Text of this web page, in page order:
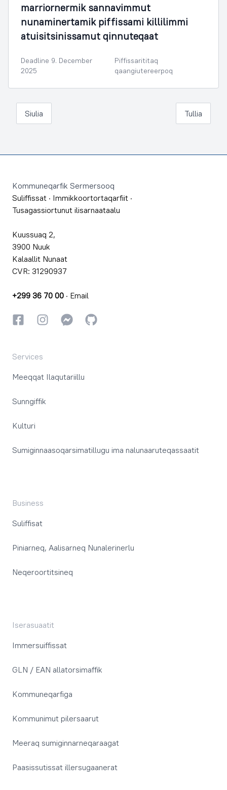
marriornermik sannavimmut
nunaminertamik piffissami killilimmi
atuisitsinissamut qinnuteqaat
Deadline 9. December
2025
Piffissarititaq
qaangiutereerpoq
Siulia Tullia
Kommuneqarfik Sermersooq
Suliffissat · Immikkoortortaqarfiit ·
Tusagassiortunut ilisarnaataalu
Kuussuaq 2,
3900 Nuuk
Kalaallit Nunaat
CVR: 31290937
+299 36 70 00 · Email
FacebookkiInstagrammiInstagrammi
GitHub
Services
Meeqqat Ilaqutariillu
Sunngiffik
Kulturi
Sumiginnaasoqarsimatillugu ima nalunaaruteqassaatit
Business
Suliffisat
Piniarneq, Aalisarneq Nunalerinerlu
Neqeroortitsineq
Iserasuaatit
Immersuiffissat
GLN / EAN allatorsimaffik
Kommuneqarfiga
Kommunimut pilersaarut
Meeraq sumiginnarneqaraagat
Paasissutissat illersugaanerat